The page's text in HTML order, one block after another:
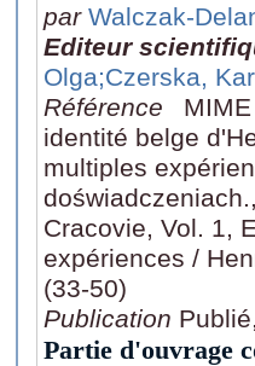
par Walczak-
Editeur
Olga;Czerska,
Référence
identité belge
multiples
Cracovie, Vol. 1,
expériences /
(33-50)
Publication
Partie d'ouvrage